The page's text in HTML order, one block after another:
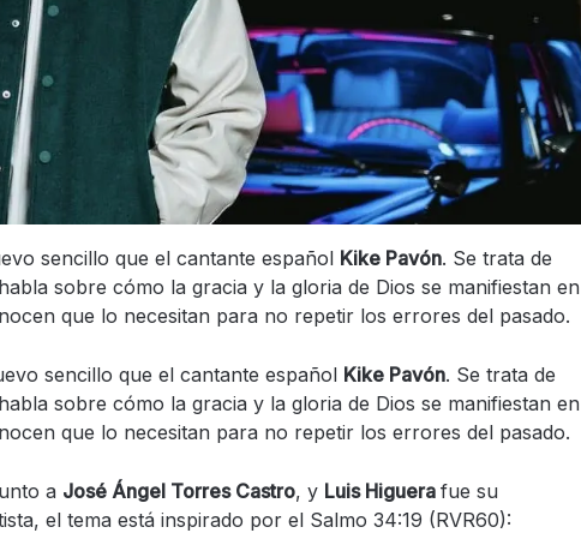
sencillo que el cantante español Kike Pavón. Se trata de
sobre cómo la gracia y la gloria de Dios se manifiestan en
que lo necesitan para no repetir los errores del pasado.
sencillo que el cantante español Kike Pavón. Se trata de
sobre cómo la gracia y la gloria de Dios se manifiestan en
que lo necesitan para no repetir los errores del pasado.
a José Ángel Torres Castro, y Luis Higuera fue su
el tema está inspirado por el Salmo 34:19 (RVR60):